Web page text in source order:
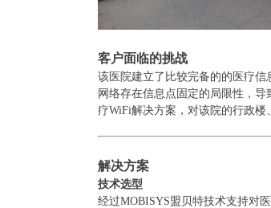
客户面临的挑战
该医院建立了比较完备的的医疗信
网络存在信息点固定的局限性， 导
疗WiFi解决方案，对该院的行政
解决方案
技术选型
经过MOBISYS盟贝特技术支持对